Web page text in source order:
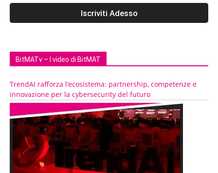
BitMATv – I video di BitMAT
TrendAI rafforza l’ecosistema: partnership, competenze e
innovazione per la cybersecurity del futuro